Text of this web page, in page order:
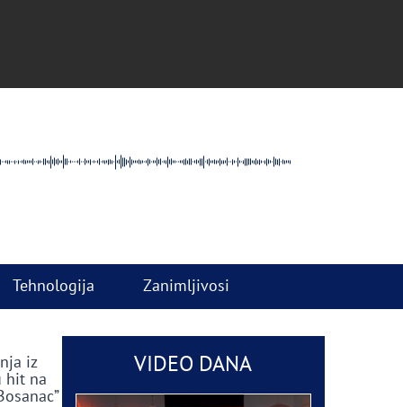
Tehnologija Zanimljivosi
iz
hit na
VIDEO DANA